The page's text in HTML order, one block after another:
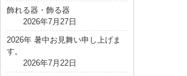
飾れる器・飾る器
2026年7月27日
2026年 暑中お見舞い申し上げま
す。
2026年7月22日